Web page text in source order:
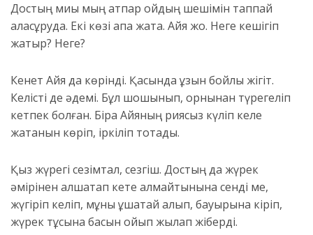
Достың миы мың қатпар ойдың шешімін таппай
аласұруда. Екі көзі қақпа жақта. Айя жоқ. Неге кешігіп
жатыр? Неге?
Кенет Айя да көрінді. Қасында ұзын бойлы жігіт.
Келісті де әдемі. Бұл шошынып, орнынан түрегеліп
кетпек болған. Бірақ Айяның риясыз күліп келе
жатқанын көріп, іркіліп тоқтады.
Қыз жүрегі сезімтал, сезгіш. Достың да жүрек
әмірінен алшақтап кете алмайтынына сенді ме,
жүгіріп келіп, мұны құшақтай алып, бауырына кіріп,
жүрек тұсына басын қойып жылап жіберді.